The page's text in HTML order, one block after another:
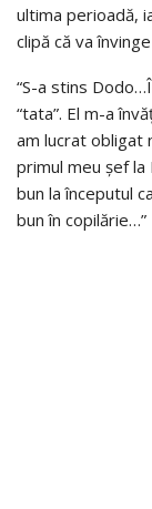
ultima perioadă,
clipă că va
“S-a stins
“tata”. El m-a
am lucrat obligat
primul meu șef la
bun la începutul
bun în copilărie…”